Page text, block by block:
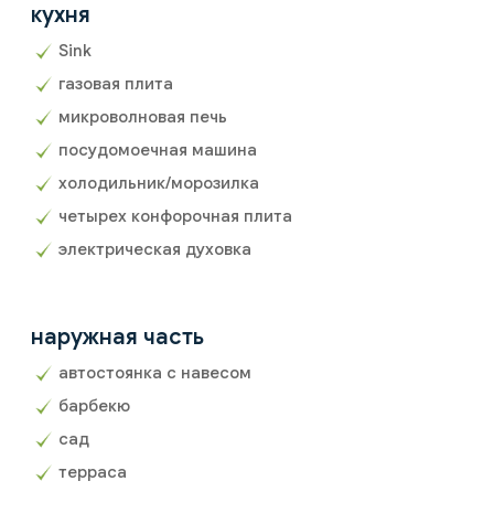
кухня
Sink
газовая плита
микроволновая печь
посудомоечная машина
холодильник/морозилка
четырех конфорочная плита
электрическая духовка
наружная часть
автостоянка с навесом
барбекю
сад
терраса